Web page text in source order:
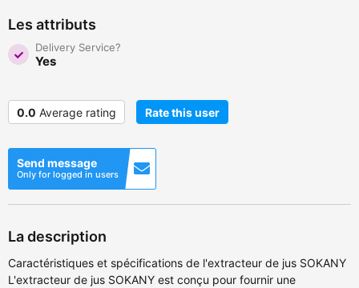
Les attributs
Delivery Service?
Yes
0.0 Average rating Rate this user
Send message
Only for logged in users
La description
Caractéristiques et spécifications de l'extracteur de jus SOKANY
L'extracteur de jus SOKANY est conçu pour fournir une